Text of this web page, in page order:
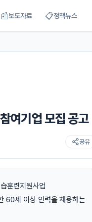
📰보도자료 📋정책뉴스
여기업 모집 공고
공유
훈련지원사업
60세 이상 인력을 채용하는